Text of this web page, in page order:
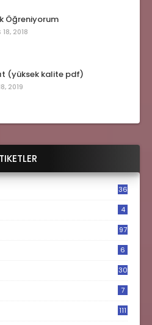
Öğreniyorum
2018
(yüksek kalite pdf)
2019
36
4
97
6
30
7
111